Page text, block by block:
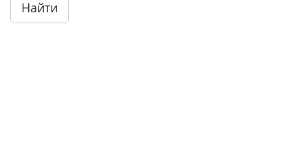
Найти